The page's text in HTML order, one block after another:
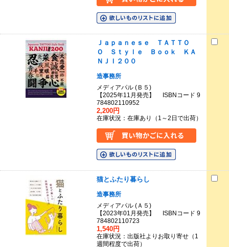
Ｊａｐａｎｅｓｅ ＴＡＴＴＯ
Ｏ Ｓｔｙｌｅ Ｂｏｏｋ ＫＡ
ＮＪＩ２００
造事務所
メディアパル (Ｂ５)
【2025年11月発売】 ISBNコード 9
784802110952
2,200円
在庫状況：在庫あり（1～2日で出荷）
猫とふたり暮らし
造事務所
メディアパル (Ａ５)
【2023年01月発売】 ISBNコード 9
784802110723
1,540円
在庫状況：出版社よりお取り寄せ（1
週間程度で出荷）